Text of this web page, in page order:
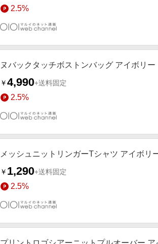
2.5%
ヌバックタッチボストンバッグ アイボリー
￥4,990+送料固定
2.5%
メッシュニットリンガーTシャツ アイボリ
￥ 1,290+送料固定
2.5%